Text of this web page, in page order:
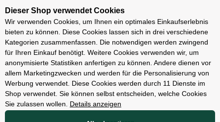
Unsere Filialen
Zubehör
Dieser Shop verwendet Cookies
Wir verwenden Cookies, um Ihnen ein optimales Einkaufserlebnis
bieten zu können. Diese Cookies lassen sich in drei verschiedene
Kategorien zusammenfassen. Die notwendigen werden zwingend
für Ihren Einkauf benötigt. Weitere Cookies verwenden wir, um
anonymisierte Statistiken anfertigen zu können. Andere dienen vor
allem Marketingzwecken und werden für die Personalisierung von
Werbung verwendet. Diese Cookies werden durch 11 Dienste im
Shop verwendet. Sie können selbst entscheiden, welche Cookies
Sie zulassen wollen.
Details anzeigen